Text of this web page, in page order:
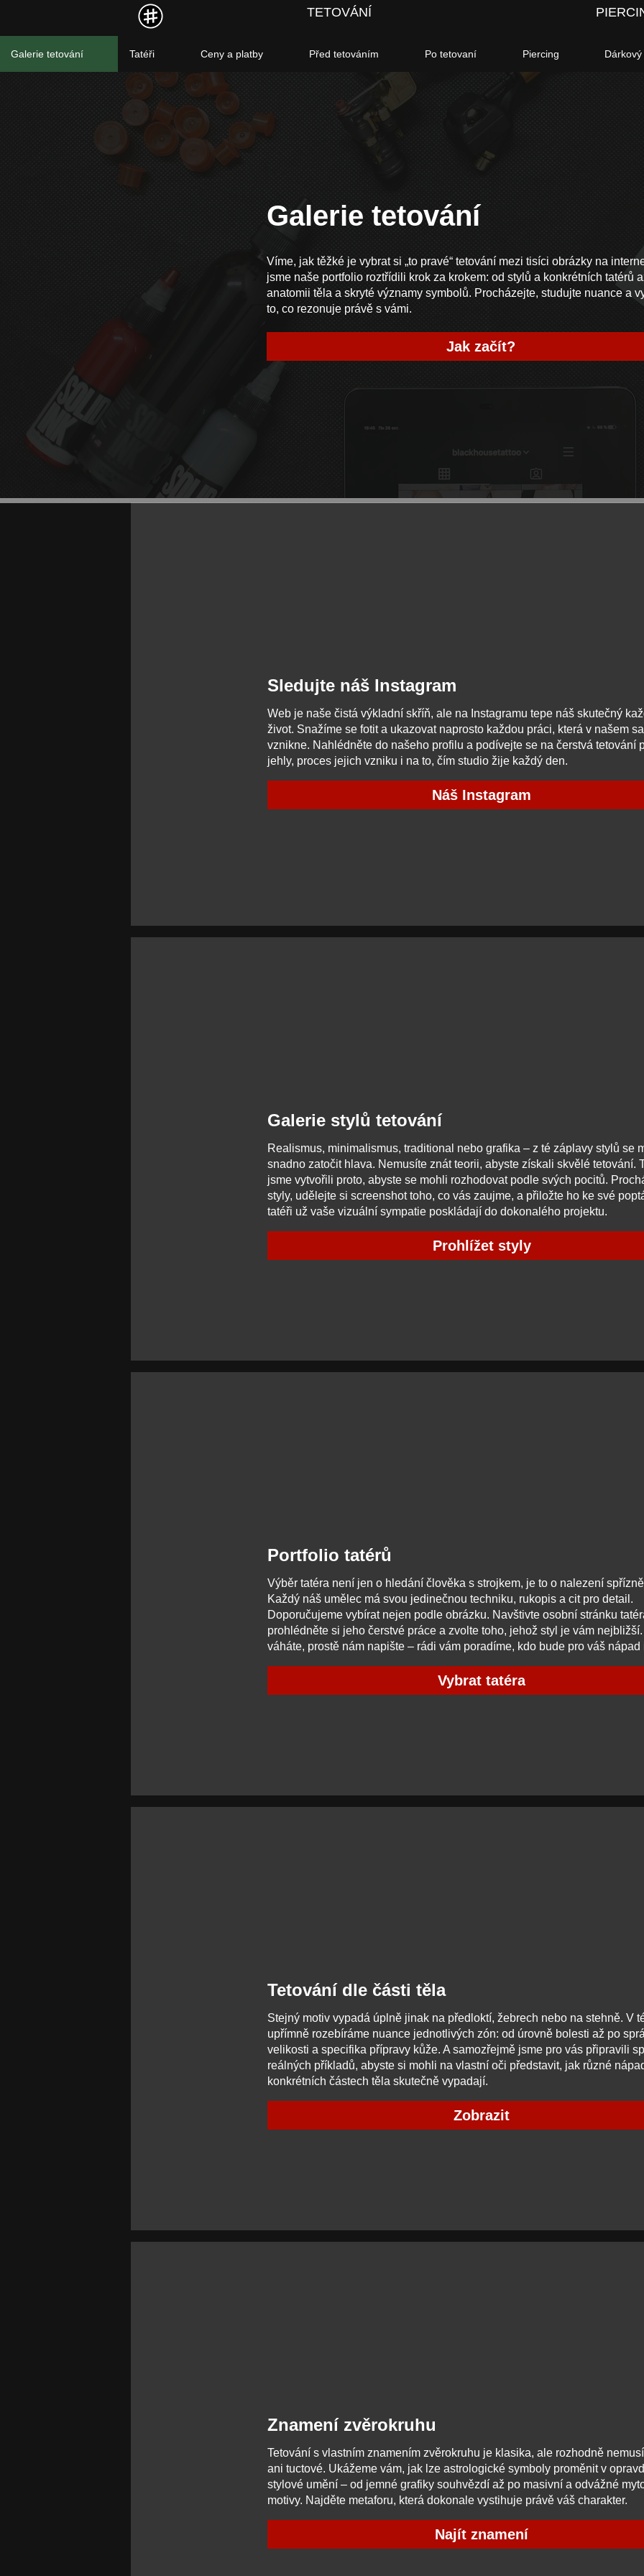
TETOVÁNÍ
Galerie tetování Tatéři Ceny a platby Před tetováním Po tetovaní Piercing
Galerie tetování
Víme, jak těžké je vybrat si „to pravé“ tetování mezi tisíci obrázky na
jsme naše portfolio roztřídili krok za krokem: od stylů a konkrétních tatérů
anatomii těla a skryté významy symbolů. Procházejte, studujte nuance a
to, co rezonuje právě s vámi.
Jak začít?
Sledujte náš Instagram
Web je naše čistá výkladní skříň, ale na Instagramu tepe náš skutečný
život. Snažíme se fotit a ukazovat naprosto každou práci, která v našem
vznikne. Nahlédněte do našeho profilu a podívejte se na čerstvá tetování
jehly, proces jejich vzniku i na to, čím studio žije každý den.
Náš Instagram
Galerie stylů tetování
Realismus, minimalismus, traditional nebo grafika – z té záplavy stylů se
snadno zatočit hlava. Nemusíte znát teorii, abyste získali skvělé tetování.
jsme vytvořili proto, abyste se mohli rozhodovat podle svých pocitů.
styly, udělejte si screenshot toho, co vás zaujme, a přiložte ho ke své
tatéři už vaše vizuální sympatie poskládají do dokonalého projektu.
Prohlížet styly
Portfolio tatérů
Výběr tatéra není jen o hledání člověka s strojkem, je to o nalezení
Každý náš umělec má svou jedinečnou techniku, rukopis a cit pro detail.
Doporučujeme vybírat nejen podle obrázku. Navštivte osobní stránku
prohlédněte si jeho čerstvé práce a zvolte toho, jehož styl je vám nejbližší.
váháte, prostě nám napište – rádi vám poradíme, kdo bude pro váš nápad
Vybrat tatéra
Tetování dle části těla
Stejný motiv vypadá úplně jinak na předloktí, žebrech nebo na stehně. V
upřímně rozebíráme nuance jednotlivých zón: od úrovně bolesti až po
velikosti a specifika přípravy kůže. A samozřejmě jsme pro vás připravili
reálných příkladů, abyste si mohli na vlastní oči představit, jak různé
konkrétních částech těla skutečně vypadají.
Zobrazit
Znamení zvěrokruhu
Tetování s vlastním znamením zvěrokruhu je klasika, ale rozhodně
ani tuctové. Ukážeme vám, jak lze astrologické symboly proměnit v
stylové umění – od jemné grafiky souhvězdí až po masivní a odvážné
motivy. Najděte metaforu, která dokonale vystihuje právě váš charakter.
Najít znamení